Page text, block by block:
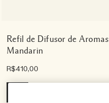
Refil de Difusor de
Mandarin
R$410,00